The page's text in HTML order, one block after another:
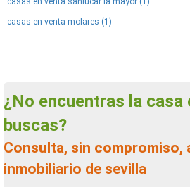
casas en venta molares (1)
¿No encuentras la casa en venta que
buscas?
Consulta, sin compromiso, a un agente
inmobiliario de sevilla